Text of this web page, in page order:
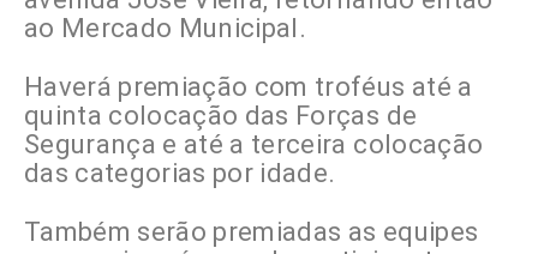
ao Mercado Municipal.
Haverá premiação com troféus até a
quinta colocação das Forças de
Segurança e até a terceira colocação
das categorias por idade.
Também serão premiadas as equipes